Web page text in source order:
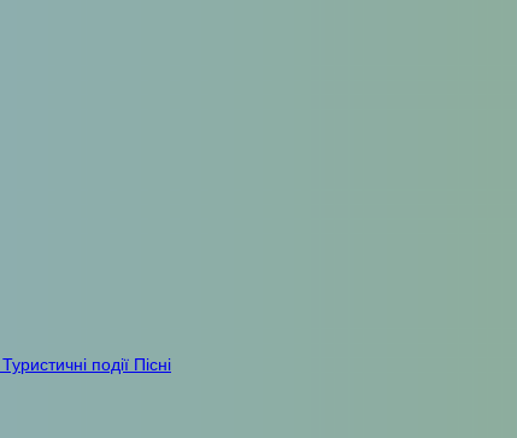
Туристичні події Пісні